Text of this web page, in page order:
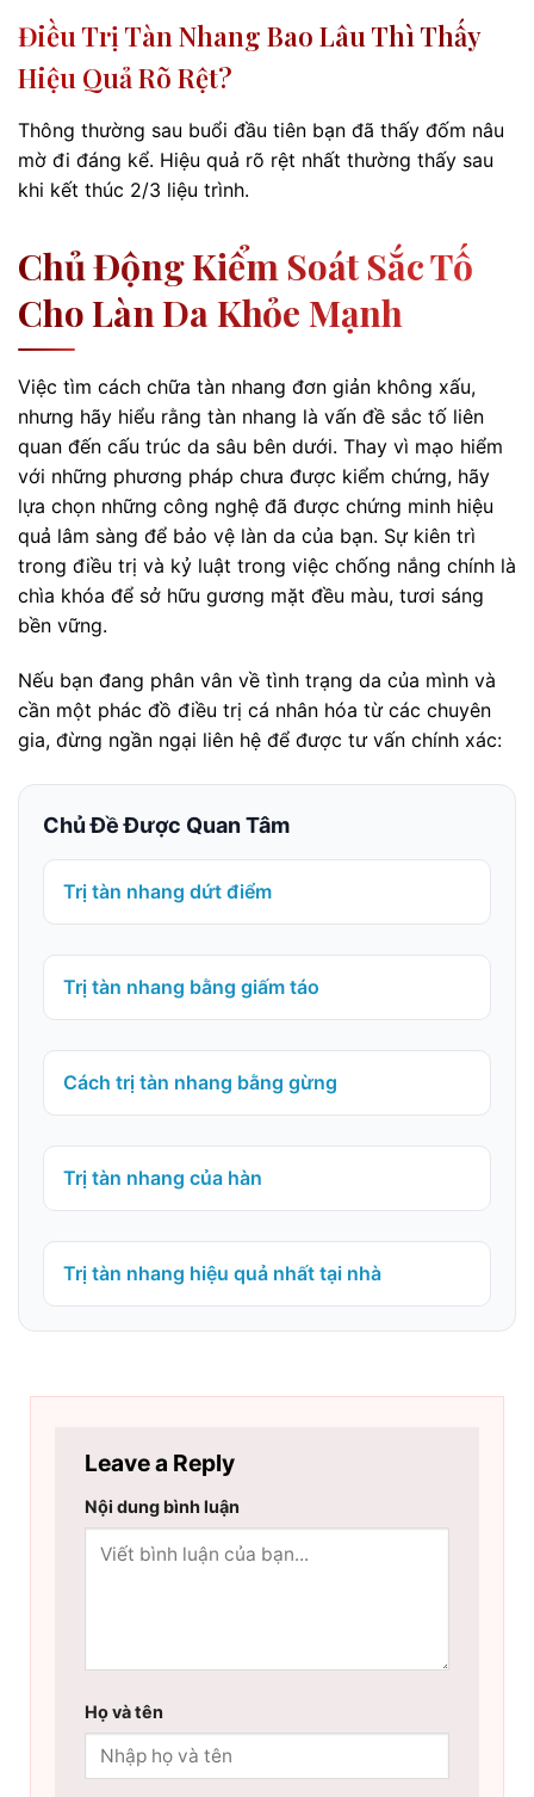
Điều Trị Tàn Nhang Bao Lâu Thì Thấy
Hiệu Quả Rõ Rệt?
Thông thường sau buổi đầu tiên bạn đã thấy đốm nâu
mờ đi đáng kể. Hiệu quả rõ rệt nhất thường thấy sau
khi kết thúc 2/3 liệu trình.
Chủ Động Kiểm Soát Sắc Tố
Cho Làn Da Khỏe Mạnh
Việc tìm cách chữa tàn nhang đơn giản không xấu,
nhưng hãy hiểu rằng tàn nhang là vấn đề sắc tố liên
quan đến cấu trúc da sâu bên dưới. Thay vì mạo hiểm
với những phương pháp chưa được kiểm chứng, hãy
lựa chọn những công nghệ đã được chứng minh hiệu
quả lâm sàng để bảo vệ làn da của bạn. Sự kiên trì
trong điều trị và kỷ luật trong việc chống nắng chính là
chìa khóa để sở hữu gương mặt đều màu, tươi sáng
bền vững.
Nếu bạn đang phân vân về tình trạng da của mình và
cần một phác đồ điều trị cá nhân hóa từ các chuyên
gia, đừng ngần ngại liên hệ để được tư vấn chính xác:
Chủ Đề Được Quan Tâm
Trị tàn nhang dứt điểm
Trị tàn nhang bằng giấm táo
Cách trị tàn nhang bằng gừng
Trị tàn nhang của hàn
Trị tàn nhang hiệu quả nhất tại nhà
Leave a Reply
Nội dung bình luận
Họ và tên